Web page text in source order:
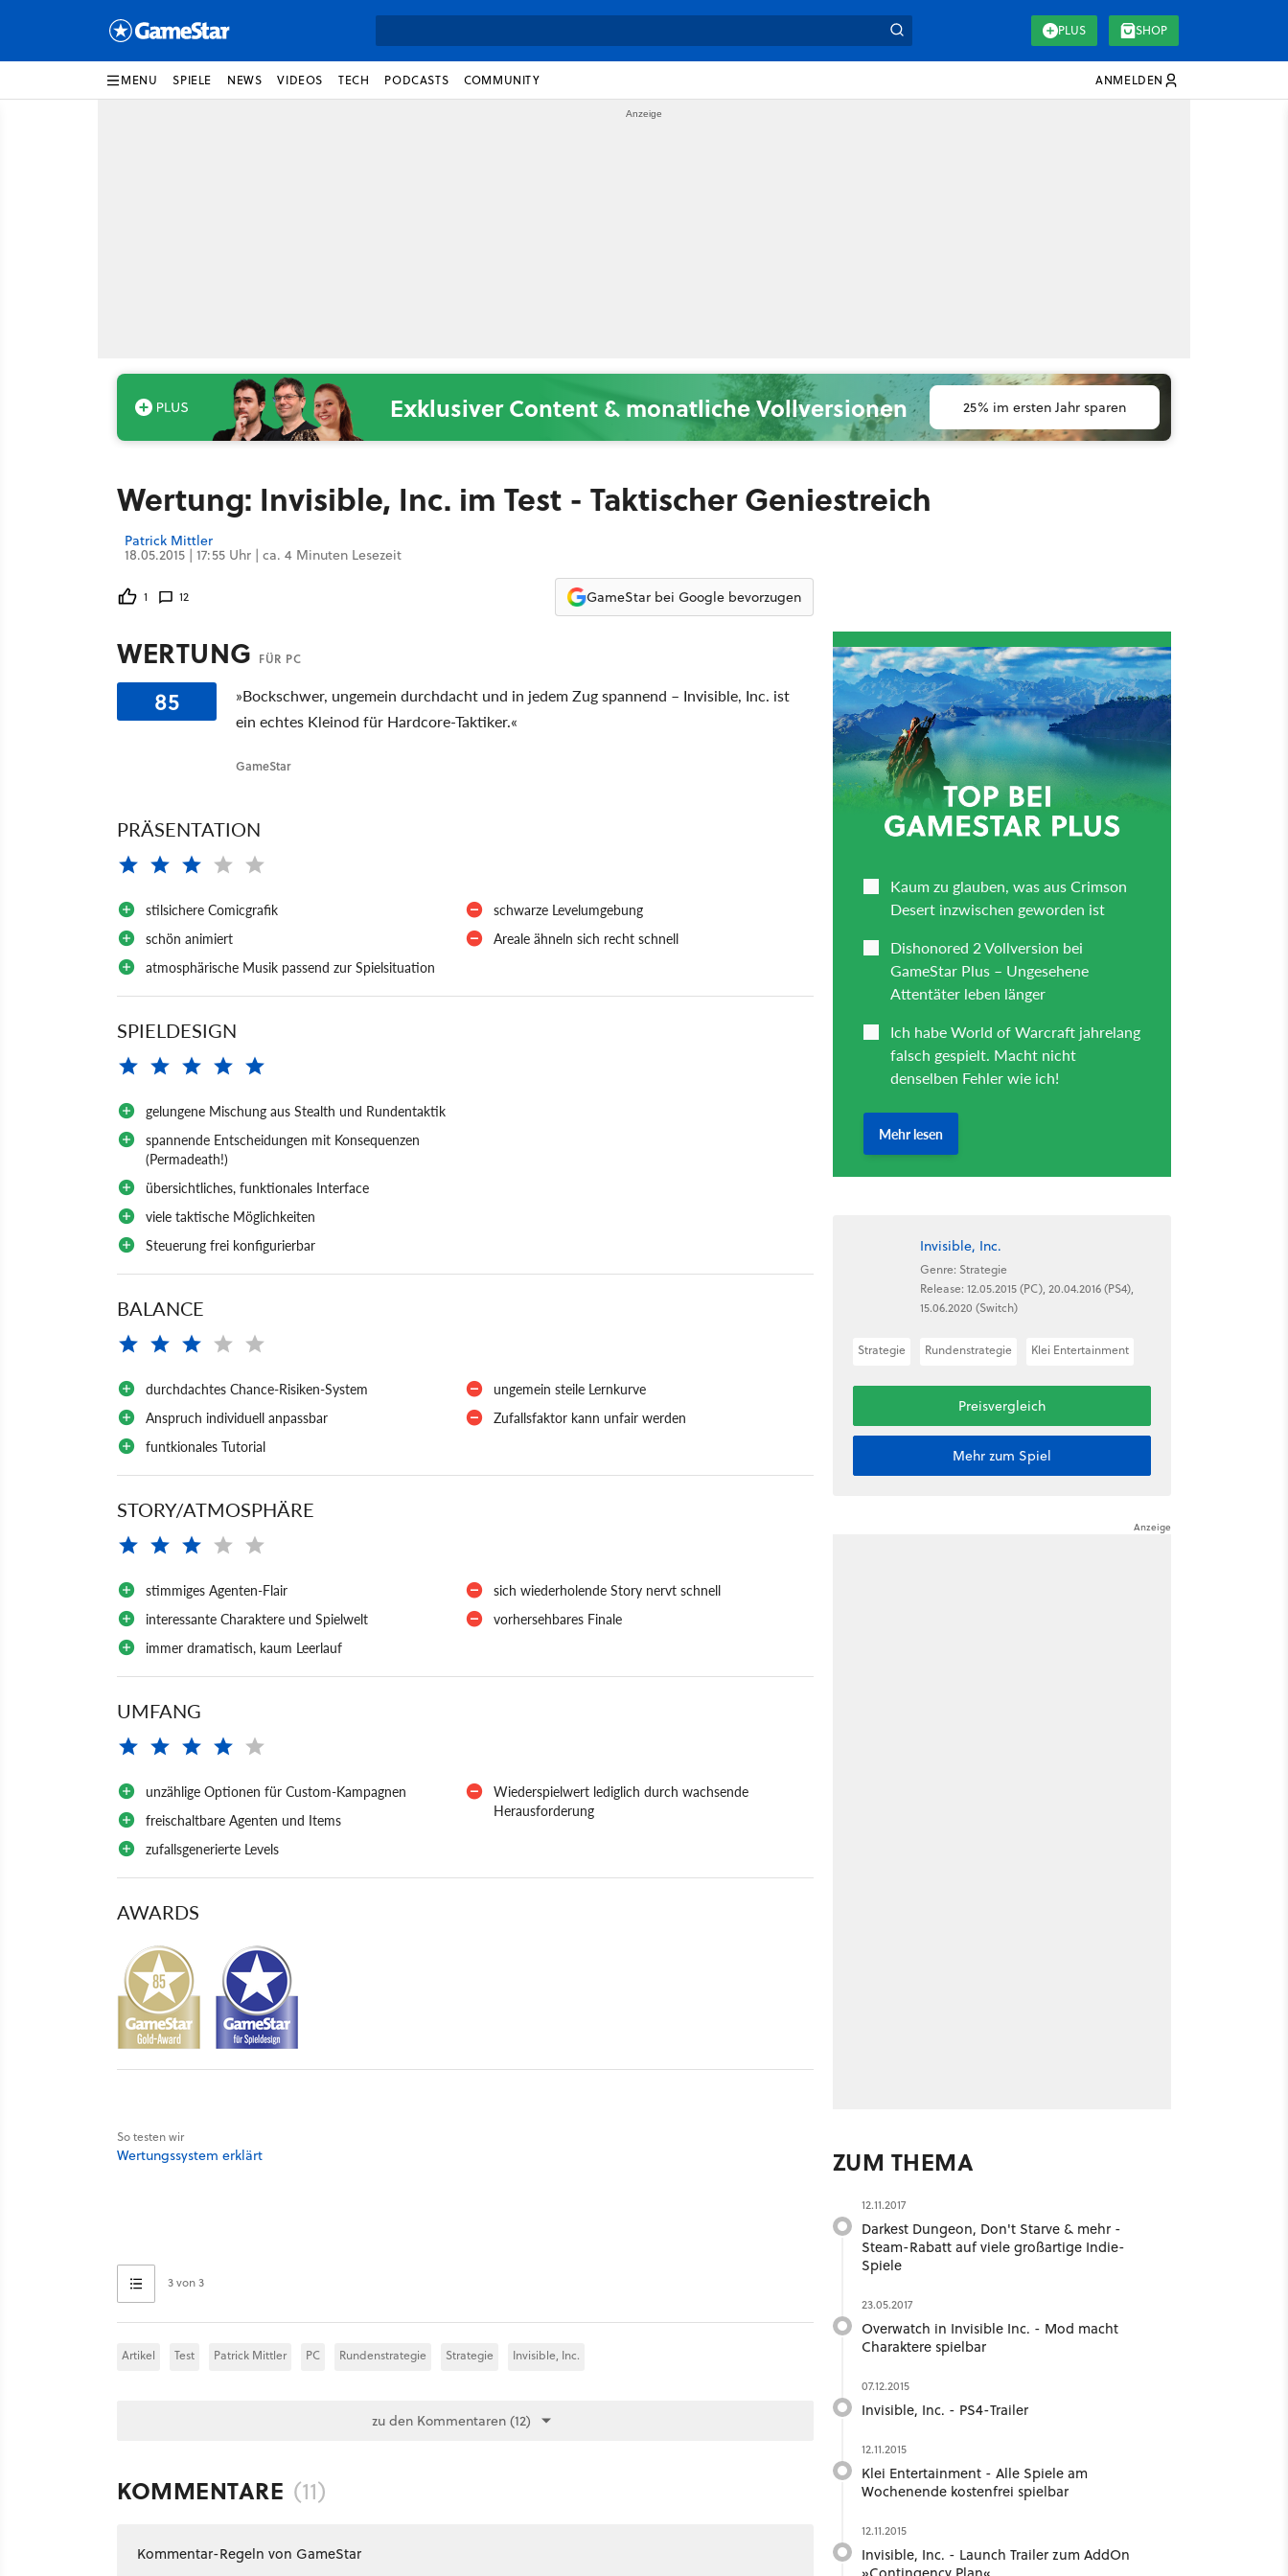
PLUS SHOP
MENU SPIELE NEWS VIDEOS TECH PODCASTS COMMUNITY ANMELDEN
Exklusiver Content & monatliche Vollversionen 25% im ersten Jahr sparen
Wertung: Invisible, Inc. im Test - Taktischer Geniestreich
Patrick Mittler
18.05.2015 | 17:55 Uhr | ca. 4 Minuten Lesezeit
1 12 GameStar bei Google bevorzugen
WERTUNG FÜR PC
85
»Bockschwer, ungemein durchdacht und in jedem Zug spannend – Invisible, Inc. ist
ein echtes Kleinod für Hardcore-Taktiker.«
GameStar
PRÄSENTATION
stilsichere Comicgrafik
schön animiert
atmosphärische Musik passend zur Spielsituation
schwarze Levelumgebung
Areale ähneln sich recht schnell
SPIELDESIGN
gelungene Mischung aus Stealth und Rundentaktik
spannende Entscheidungen mit Konsequenzen
(Permadeath!)
übersichtliches, funktionales Interface
viele taktische Möglichkeiten
Steuerung frei konfigurierbar
BALANCE
durchdachtes Chance-Risiken-System
Anspruch individuell anpassbar
funtkionales Tutorial
ungemein steile Lernkurve
Zufallsfaktor kann unfair werden
STORY/ATMOSPHÄRE
stimmiges Agenten-Flair
interessante Charaktere und Spielwelt
immer dramatisch, kaum Leerlauf
sich wiederholende Story nervt schnell
vorhersehbares Finale
UMFANG
unzählige Optionen für Custom-Kampagnen
freischaltbare Agenten und Items
zufallsgenerierte Levels
Wiederspielwert lediglich durch wachsende
Herausforderung
AWARDS
So testen wir
Wertungssystem erklärt
3 von 3
Artikel Test Patrick Mittler PC Rundenstrategie Strategie Invisible, Inc.
zu den Kommentaren (12)
KOMMENTARE (11)
Kommentar-Regeln von GameStar
Invisible, Inc.
Genre: Strategie
Release: 12.05.2015 (PC), 20.04.2016 (PS4),
15.06.2020 (Switch)
Strategie Rundenstrategie Klei Entertainment
Preisvergleich
Mehr zum Spiel
ZUM THEMA
12.11.2017
Darkest Dungeon, Don't Starve & mehr -
Steam-Rabatt auf viele großartige Indie-
Spiele
23.05.2017
Overwatch in Invisible Inc. - Mod macht
Charaktere spielbar
07.12.2015
Invisible, Inc. - PS4-Trailer
12.11.2015
Klei Entertainment - Alle Spiele am
Wochenende kostenfrei spielbar
12.11.2015
Invisible, Inc. - Launch Trailer zum AddOn